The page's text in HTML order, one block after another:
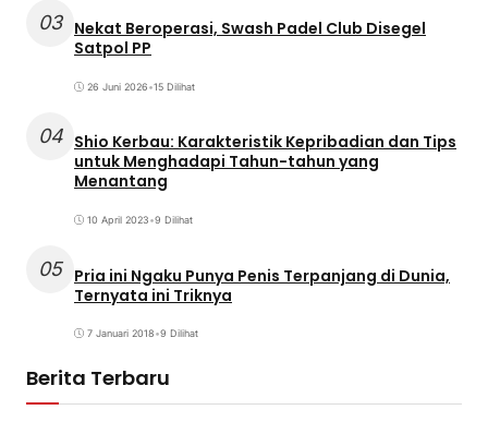
03 Nekat Beroperasi, Swash Padel Club Disegel
Satpol PP
26 Juni 2026•15 Dilihat
04 Shio Kerbau: Karakteristik Kepribadian dan Tips
untuk Menghadapi Tahun-tahun yang
Menantang
10 April 2023•9 Dilihat
05 Pria ini Ngaku Punya Penis Terpanjang di Dunia,
Ternyata ini Triknya
7 Januari 2018•9 Dilihat
Berita Terbaru